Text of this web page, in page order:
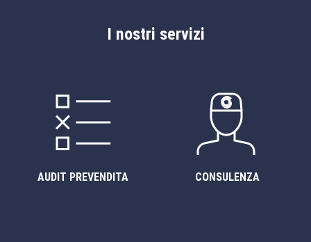
I nostri servizi
AUDIT PREVENDITA CONSULENZA